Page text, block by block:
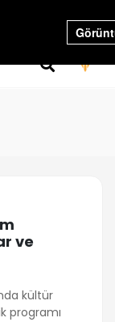
Select
ve
kültür
programı